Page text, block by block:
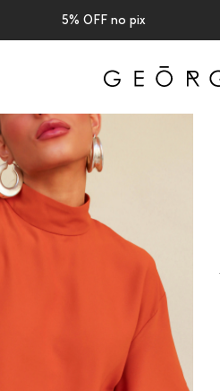
Use PRIMEIRACOMPRA para 10% off